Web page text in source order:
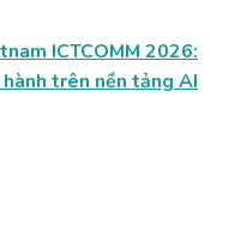
ICTCOMM 2026:
trên nền tảng AI